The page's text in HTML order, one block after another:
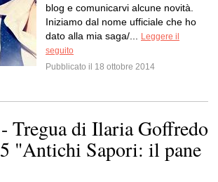
blog e comunicarvi alcune novità.
Iniziamo dal nome ufficiale che ho
dato alla mia saga/...
Leggere il
seguito
Pubblicato il 18 ottobre 2014
Tregua di Ilaria Goffredo
"Antichi Sapori: il pane